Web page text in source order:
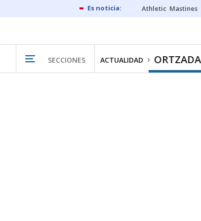
Athletic Mastines
SECCIONES ACTUALIDAD